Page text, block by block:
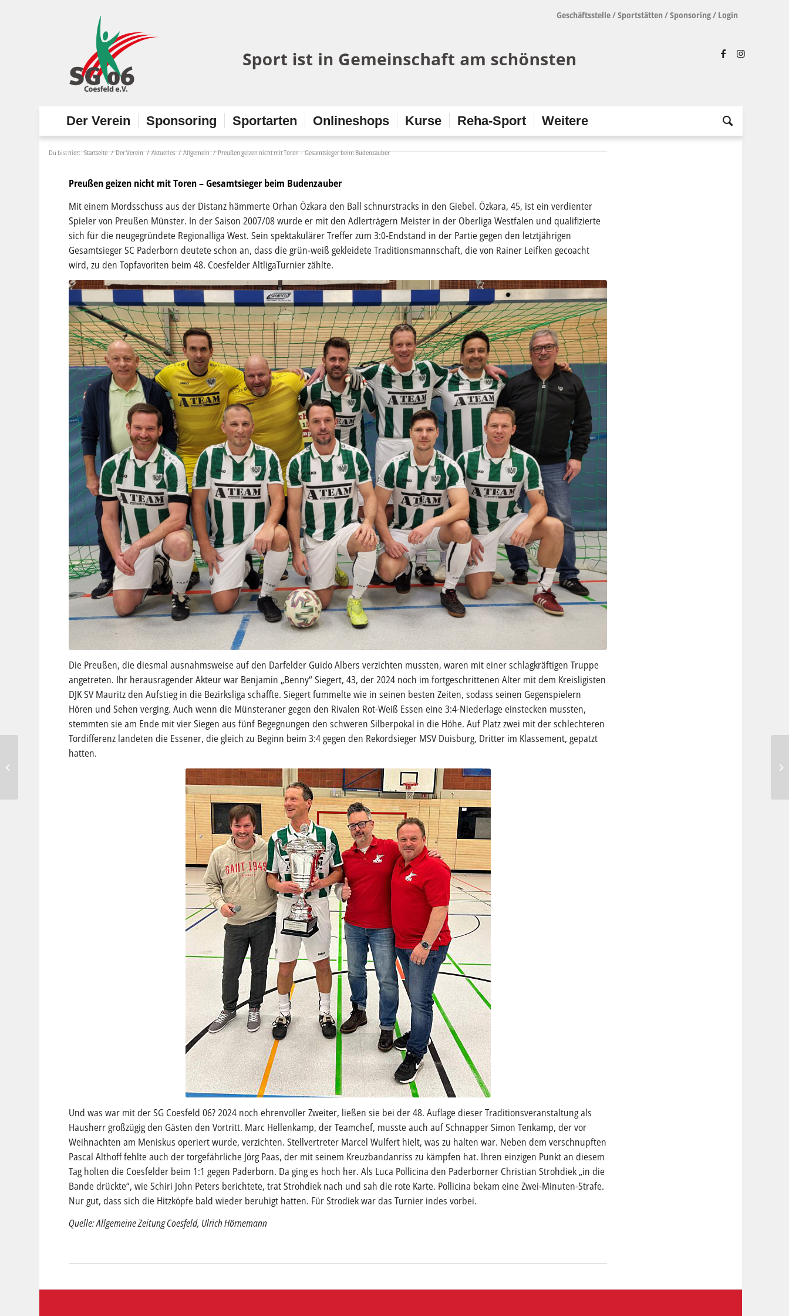
Geschäftsstelle/Sportstätten /Sponsoring/ Login
Der Verein Sponsoring Sportarten Onlineshops Kurse Reha-Sport Weitere
Du bist hier: Startseite / Der Verein / Aktuelles / Allgemein / Preußen geizen nicht mit Toren – Gesamtsieger beim Budenzauber
Preußen geizen nicht mit Toren – Gesamtsieger beim Budenzauber
Mit einem Mordsschuss aus der Distanz hämmerte Orhan Özkara den Ball schnurstracks in den Giebel. Özkara, 45, ist ein verdienter
Spieler von Preußen Münster. In der Saison 2007/08 wurde er mit den Adlerträgern Meister in der Oberliga Westfalen und qualifizierte
sich für die neugegründete Regionalliga West. Sein spektakulärer Treffer zum 3:0-Endstand in der Partie gegen den letztjährigen
Gesamtsieger SC Paderborn deutete schon an, dass die grün-weiß gekleidete Traditionsmannschaft, die von Rainer Leifken gecoacht
wird, zu den Topfavoriten beim 48. Coesfelder AltligaTurnier zählte.
Die Preußen, die diesmal ausnahmsweise auf den Darfelder Guido Albers verzichten mussten, waren mit einer schlagkräftigen Truppe
angetreten. Ihr herausragender Akteur war Benjamin „Benny“ Siegert, 43, der 2024 noch im fortgeschrittenen Alter mit dem Kreisligisten
DJK SV Mauritz den Aufstieg in die Bezirksliga schaffte. Siegert fummelte wie in seinen besten Zeiten, sodass seinen Gegenspielern
Hören und Sehen verging. Auch wenn die Münsteraner gegen den Rivalen Rot-Weiß Essen eine 3:4-Niederlage einstecken mussten,
stemmten sie am Ende mit vier Siegen aus fünf Begegnungen den schweren Silberpokal in die Höhe. Auf Platz zwei mit der schlechteren
Tordifferenz landeten die Essener, die gleich zu Beginn beim 3:4 gegen den Rekordsieger MSV Duisburg, Dritter im Klassement, gepatzt
hatten.
Und was war mit der SG Coesfeld 06? 2024 noch ehrenvoller Zweiter, ließen sie bei der 48. Auflage dieser Traditionsveranstaltung als
Hausherr großzügig den Gästen den Vortritt. Marc Hellenkamp, der Teamchef, musste auch auf Schnapper Simon Tenkamp, der vor
Weihnachten am Meniskus operiert wurde, verzichten. Stellvertreter Marcel Wulfert hielt, was zu halten war. Neben dem verschnupften
Pascal Althoff fehlte auch der torgefährliche Jörg Paas, der mit seinem Kreuzbandanriss zu kämpfen hat. Ihren einzigen Punkt an diesem
Tag holten die Coesfelder beim 1:1 gegen Paderborn. Da ging es hoch her. Als Luca Pollicina den Paderborner Christian Strohdiek „in die
Bande drückte“, wie Schiri John Peters berichtete, trat Strohdiek nach und sah die rote Karte. Pollicina bekam eine Zwei-Minuten-Strafe.
Nur gut, dass sich die Hitzköpfe bald wieder beruhigt hatten. Für Strodiek war das Turnier indes vorbei.
Quelle: Allgemeine Zeitung Coesfeld, Ulrich Hörnemann